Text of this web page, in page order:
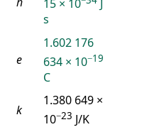
15 × 10
J
s
e
1.602 176
634 × 10−19
C
k
1.380 649 ×
10−23 J/K